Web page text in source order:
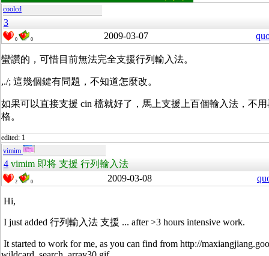
coolcd
3
0 0 2009-03-07
蠻讚的，可惜目前無法完全支援行列輸入法。
,./; 這幾個鍵有問題，不知道怎麼改。
如果可以直接支援 cin 檔就好了，馬上支援上百個輸入法，不
格。
edited: 1
vimim
4 vimim 即将 支援 行列輸入法
2 0 2009-03-08
Hi,
I just added 行列輸入法 支援 ... after >3 hours intensive work.
It started to work for me, as you can find from http://